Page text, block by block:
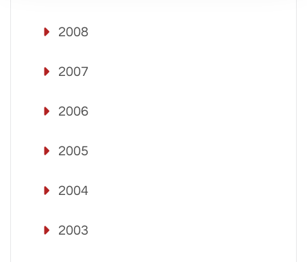
2008
2007
2006
2005
2004
2003